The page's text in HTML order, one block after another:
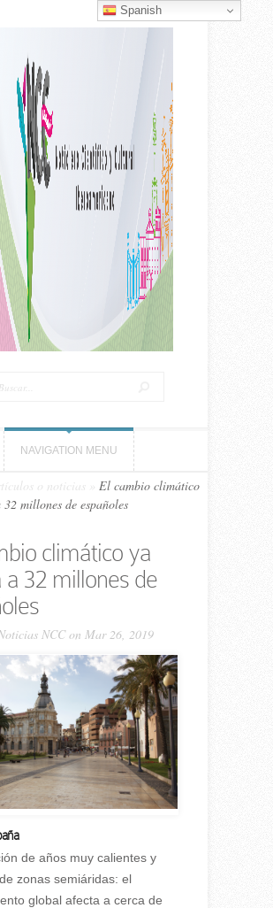
NAVIGATION MENU
o noticias
El cambio climático
millones de españoles
climático ya
a 32 millones de
NCCon Mar 26, 2019
de años muy calientes y
zonas semiáridas: el
global afecta a cerca de
Spanish